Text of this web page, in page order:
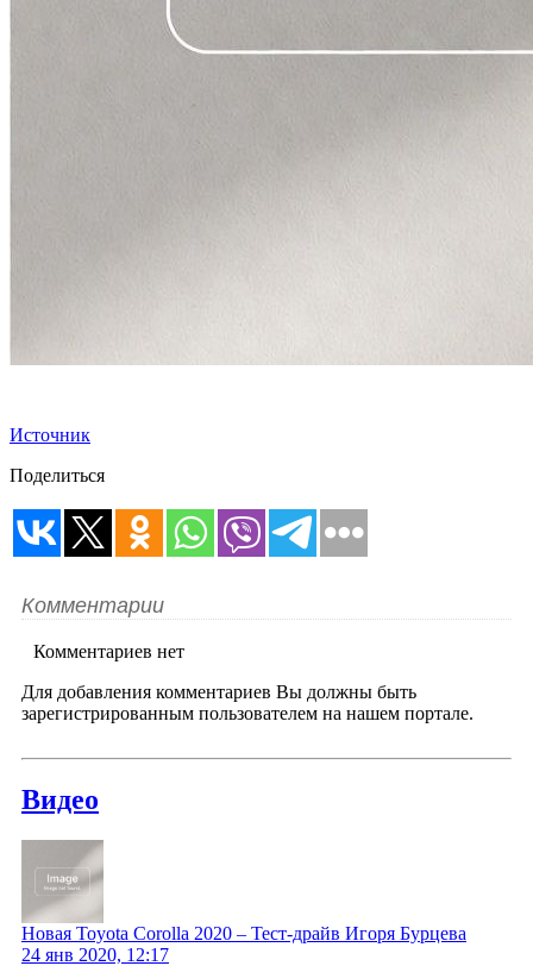
Источник
Поделиться
Комментарии
Комментариев нет
Для добавления комментариев Вы должны быть
зарегистрированным пользователем на нашем портале.
Видео
Новая Toyota Corolla 2020 – Тест-драйв Игоря Бурцева
24 янв 2020, 12:17